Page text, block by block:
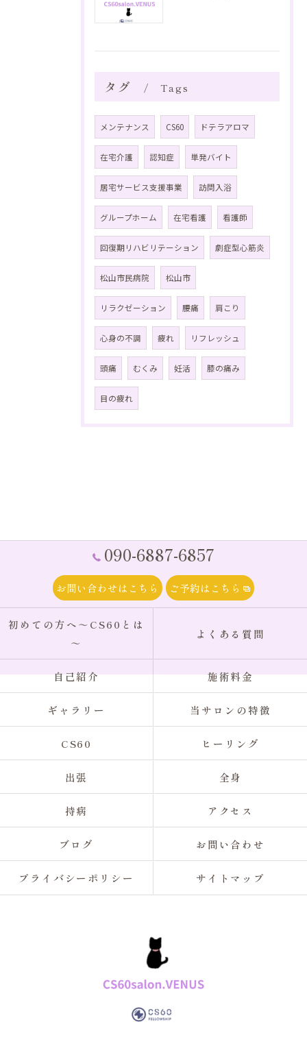
タグ Tags
メンテナンス CS60 ドテラアロマ
在宅介護 認知症 単発バイト
居宅サービス支援事業 訪問入浴
グループホーム 在宅看護 看護師
回復期リハビリテーション 劇症型心筋炎
松山市民病院 松山市
リラクゼーション 腰痛 肩こり
心身の不調 疲れ リフレッシュ
頭痛 むくみ 妊活 膝の痛み
目の疲れ
090-6887-6857
お問い合わせはこちら ご予約はこちら
初めての方へ～CS60とは
～
よくある質問
自己紹介 施術料金
ギャラリー 当サロンの特徴
CS60 ヒーリング
出張 全身
持病 アクセス
ブログ お問い合わせ
プライバシーポリシー サイトマップ